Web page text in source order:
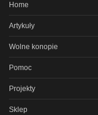
Home
Artykuły
Wolne konopie
Pomoc
Projekty
Sklep